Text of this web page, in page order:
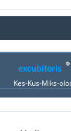
excubitoris
Kes-Kus-Miks-